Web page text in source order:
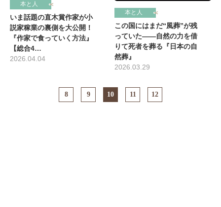
本と人
いま話題の直木賞作家が小
説家稼業の裏側を大公開！
『作家で食っていく方法』
【総合4…
2026.04.04
本と人
この国にはまだ“風葬”が残
っていた――自然の力を借
りて死者を葬る『日本の自
然葬』
2026.03.29
8 9 10 11 12